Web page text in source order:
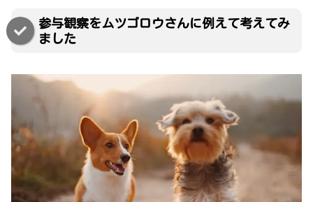
参与観察をムツゴロウさんに例えて考えてみ
ました